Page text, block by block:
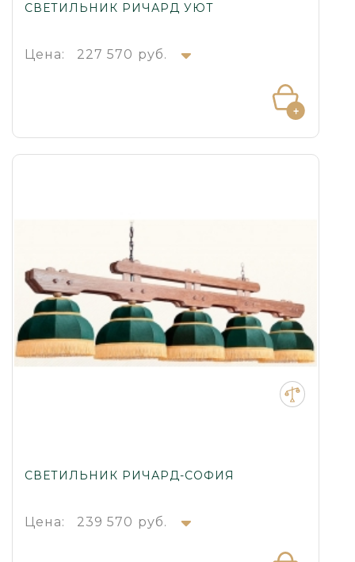
СВЕТИЛЬНИК РИЧАРД УЮТ
Цена: 227 570 руб.
СВЕТИЛЬНИК РИЧАРД-СОФИЯ
Цена: 239 570 руб.